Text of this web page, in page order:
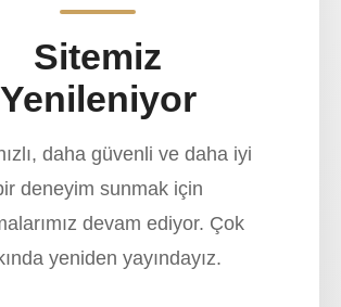
Sitemiz
Yenileniyor
daha güvenli ve daha iyi
deneyim sunmak için
devam ediyor. Çok
yeniden yayındayız.